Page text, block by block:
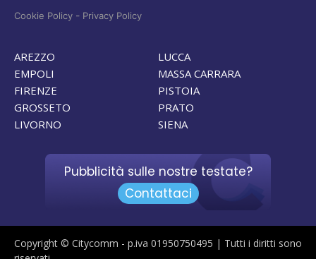
Cookie Policy - Privacy Policy
AREZZO
EMPOLI
FIRENZE
GROSSETO
LIVORNO
LUCCA
MASSA CARRARA
PISTOIA
PRATO
SIENA
Pubblicità sulle nostre testate?
Contattaci
Copyright © Citycomm - p.iva 01950750495 | Tutti i diritti sono